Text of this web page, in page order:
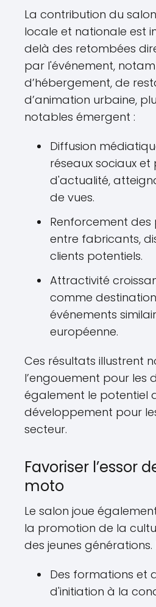
La contribution du
locale et nationale est
delà des retombées
par l'événement,
d’hébergement, de
d’animation urbaine,
notables émergent :
Diffusion
réseaux sociaux
d'actualité,
de vues.
Renforcement
entre fabricants,
clients potentiels.
Attractivité
comme
événements
européenne.
Ces résultats illustrent
l’engouement pour les
également le potentiel
développement pour
secteur.
Favoriser l’essor
moto
Le salon joue
la promotion de la
des jeunes générations.
Des formations et
d'initiation à la